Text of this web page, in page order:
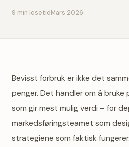
9 min lesetidMars 2026
Bevisst forbruk er ikke det
penger. Det handler om å
som gir mest mulig verdi – for
markedsføringsteamet som
strategiene som faktisk fungerer.